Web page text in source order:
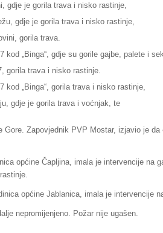
gdje je gorila trava i nisko rastinje,
gdje je gorila trava i nisko rastinje,
gorila trava.
kod „Binga“, gdje su gorile gajbe, palete i
gorila trava i nisko rastinje.
kod „Binga“, gorila trava i nisko rastinje,
gdje je gorila trava i voćnjak, te
Gore. Zapovjednik PVP Mostar, izjavio je
općine Čapljina, imala je intervencije na
općine Jablanica, imala je intervencije
nepromijenjeno. Požar nije ugašen.